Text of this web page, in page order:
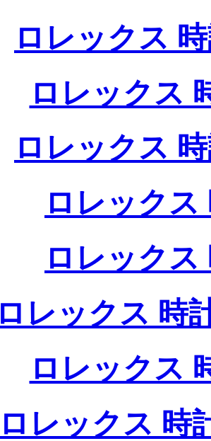
ロレックス
ロレックス
ロレックス
ロレックス
ロレックス
ロレックス 時
ロレックス
ロレックス 時